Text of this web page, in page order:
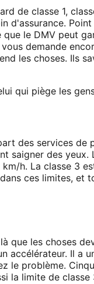
de classe 1,
le DMV peut
demande
les choses. Ils
qui piège les
des services
des yeux.
h. La classe 3
ces limites, et
les choses
Il a
problème.
la limite de